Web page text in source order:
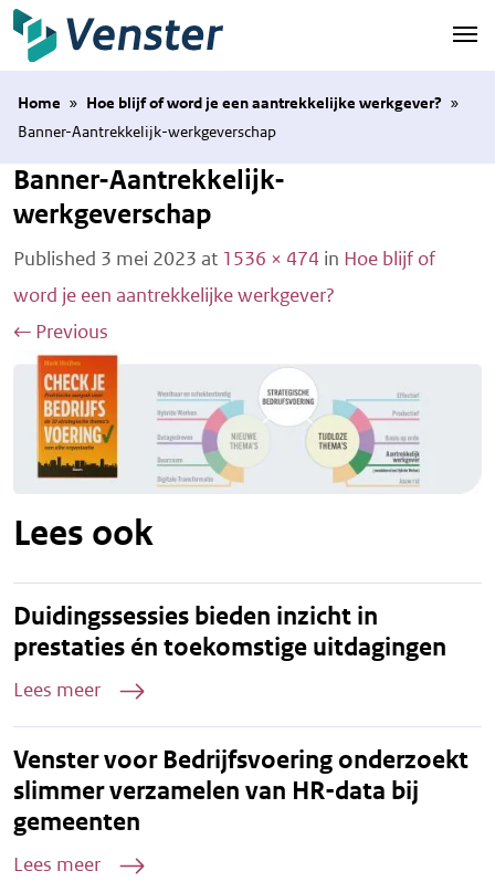
Naar hoofdinhoud
Home » Hoe blijf of word je een aantrekkelijke werkgever? »
Banner-Aantrekkelijk-werkgeverschap
Banner-Aantrekkelijk-
werkgeverschap
Published 3 mei 2023 at 1536 × 474 in Hoe blijf of
word je een aantrekkelijke werkgever?
← Previous
Lees ook
Duidingssessies bieden inzicht in
prestaties én toekomstige uitdagingen
Lees meer
Venster voor Bedrijfsvoering onderzoekt
slimmer verzamelen van HR-data bij
gemeenten
Lees meer